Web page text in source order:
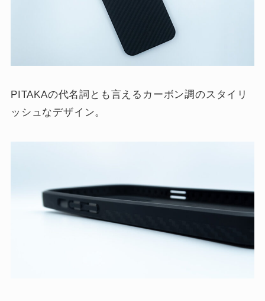
PITAKAの代名詞とも言えるカーボン調のスタイリ
ッシュなデザイン。